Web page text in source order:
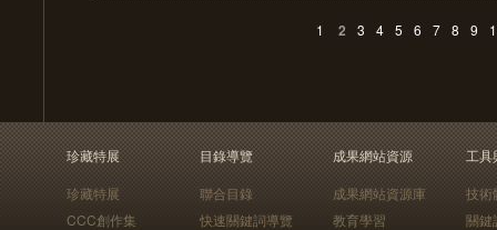
1 2 3 4 5 6 7 8 9
珍藏特展
珍藏特展
CCC創作集
目錄導覽
聯合目錄
快速關鍵詞導覽
成果網站資源
成果網站資源庫
教育學習
工具
技術
關鍵